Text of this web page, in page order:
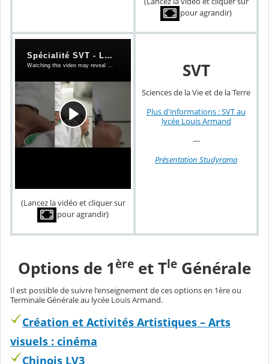
pour agrandir)
(Lancez la vidéo et cliquer sur
pour agrandir)
SVT
Sciences de la Vie et de la Terre
Plus d'informations : SVT au
lycée Louis Armand
---
Présentation Studyrama
Options de 1ère et Tle Générale
Il est possible de suivre l'enseignement de ces options en 1ère ou
Terminale Générale au lycée Louis Armand.
Création et Activités Artistiques – Arts
visuels : cinéma
Chinois LV3